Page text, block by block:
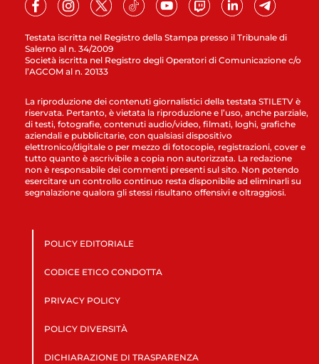
Testata iscritta nel Registro della Stampa presso il Tribunale di
Salerno al n. 34/2009
Società iscritta nel Registro degli Operatori di Comunicazione c/o
l’AGCOM al n. 20133
La riproduzione dei contenuti giornalistici della testata STILETV è
riservata. Pertanto, è vietata la riproduzione e l’uso, anche parziale,
di testi, fotografie, contenuti audio/video, filmati, loghi, grafiche
aziendali e pubblicitarie, con qualsiasi dispositivo
elettronico/digitale o per mezzo di fotocopie, registrazioni, cover e
tutto quanto è ascrivibile a copia non autorizzata. La redazione
non è responsabile dei commenti presenti sul sito. Non potendo
esercitare un controllo continuo resta disponibile ad eliminarli su
segnalazione qualora gli stessi risultano offensivi e oltraggiosi.
POLICY EDITORIALE
CODICE ETICO CONDOTTA
PRIVACY POLICY
POLICY DIVERSITÀ
DICHIARAZIONE DI TRASPARENZA